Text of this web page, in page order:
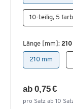
10-teilig, 5
Länge [mm]:
210 mm
ab 0,75 €
pro Satz ab 10